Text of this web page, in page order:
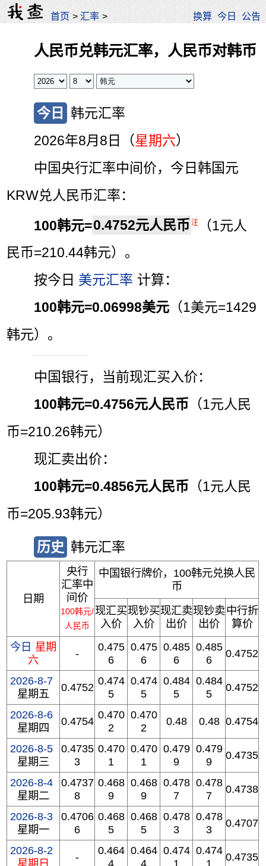
首页 >汇率 > 换算 今日 公告
人民币兑韩元汇率，人民币对韩币
今日
韩元汇率
2026年8月8日（星期六）
中国央行汇率中间价，今日韩国元
KRW兑人民币汇率：
100韩元=0.4752元人民币 注
（1元人
民币=210.44韩元）。
按今日 美元汇率 计算：
100韩元=0.06998美元 （1美元=1429
韩元）。
中国银行，当前现汇买入价：
100韩元=0.4756元人民币 （1元人民
币=210.26韩元）
现汇卖出价：
100韩元=0.4856元人民币 （1元人民
币=205.93韩元）
历史 韩元汇率
日期
央行
汇率中
间价
100韩元/
人民币
中国银行牌价，100韩元兑换人民
币
现汇买
入价
现钞买
入价
现汇卖
出价
现钞卖
出价
中行折
算价
今日 星期
六
-
0.475
6
0.475
6
0.485
6
0.485
6
0.4752
2026-8-7
星期五
0.4752
0.474
5
0.474
5
0.484
5
0.484
5
0.4752
2026-8-6
星期四
0.4754
0.470
2
0.470
2
0.48 0.48 0.4754
2026-8-5
星期三
0.4735
3
0.470
1
0.470
1
0.479
9
0.479
9
0.4735
2026-8-4
星期二
0.4737
8
0.468
9
0.468
9
0.478
7
0.478
7
0.4738
2026-8-3
星期一
0.4706
6
0.468
5
0.468
5
0.478
3
0.478
3
0.4707
2026-8-2
星期日
-
0.464
4
0.464
4
0.474
1
0.474
1
0.4735